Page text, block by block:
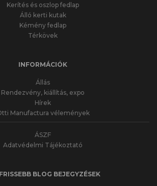
Kerítés és oszlop fedlap
Álló kerti kutak
Kémény fedlap
Térkövek
INFORMÁCIÓK
Állás
Rendezvény, kiállítás, expo
Hírek
Manufactura vélemények
ÁSZF
Adatvédelmi Tájékoztató
BLOG BEJEGYZÉSEK